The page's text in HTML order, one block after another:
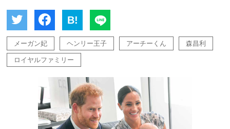
B!
メーガン妃 ヘンリー王子 アーチーくん 森昌利
ロイヤルファミリー